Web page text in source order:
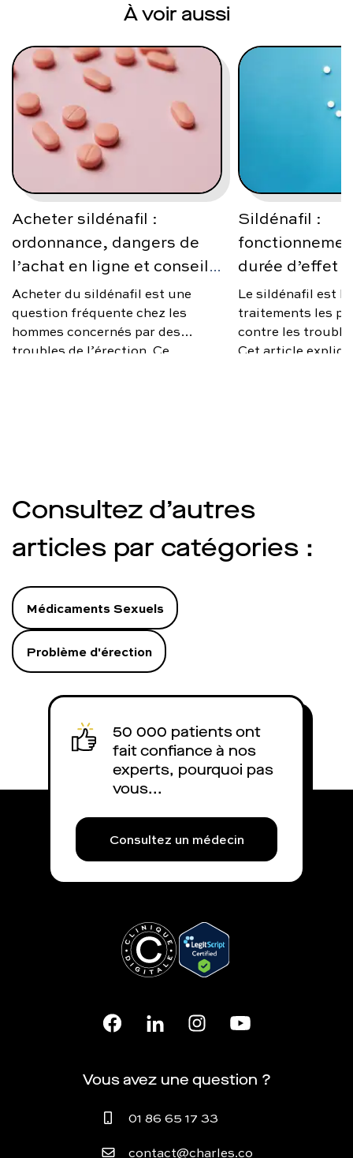
À voir aussi
Acheter sildénafil :
ordonnance, dangers de
l’achat en ligne et conseils
médicaux
Acheter du sildénafil est une
question fréquente chez les
hommes concernés par des
troubles de l’érection. Ce
Sildénafil :
durée d’effet
Le sildénafil est
traitements les
contre les
Cet article
Consultez d’autres
articles par catégories :
Médicaments Sexuels
Problème d'érection
50 000 patients ont
fait confiance à nos
experts, pourquoi pas
vous...
Consultez un médecin
Vous avez une question ?
01 86 65 17 33
contact@charles.co